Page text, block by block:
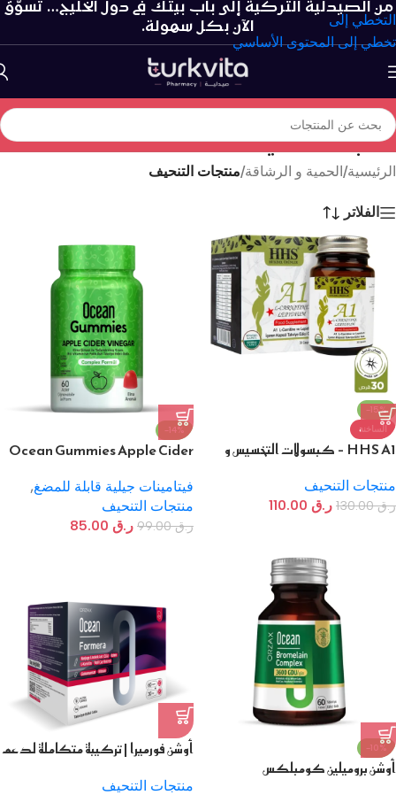
التخطي إلى
تخطي إلى المحتوى الأساسي
من الصيدلية التركية إلى باب بيتك في دول الخليج… تسوّق
الآن بكل سهولة.
منتجات التنحيف
الرئيسية/الحمية و الرشاقة/منتجات التنحيف
الفلاتر
-15%
الساخنة
HHS A1 – كبسولات التخسيس و
منتجات التنحيف
ر.ق130.00 ر.ق
-14%
Ocean Gummies Apple Cider
للمضغ بنكهة التفاح
فيتامينات جيلية قابلة للمضغ,
منتجات التنحيف
ر.ق99.00 ر.ق
-10%
أوشن بروميلين كومبلكس
أوشن فورميرا | تركيبة متكاملة لدعم
منتجات التنحيف